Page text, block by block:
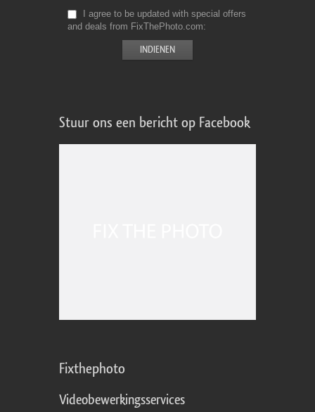
I agree to be updated with special offers
and deals from FixThePhoto.com
Stuur ons een bericht op Facebook
Fixthephoto
Videobewerkingsservices